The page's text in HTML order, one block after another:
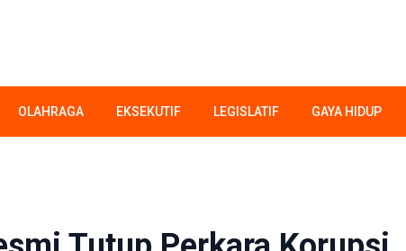
OLAHRAGA EKSEKUTIF LEGISLATIF GAYA HIDUP